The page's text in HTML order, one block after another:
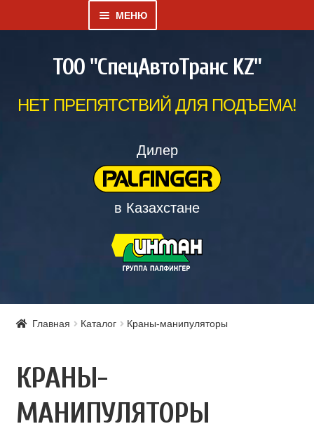
ТОО "СпецАвтоТранс KZ"
НЕТ ПРЕПЯТСТВИЙ ДЛЯ ПОДЪЕМА!
Дилер
в Казахстане
МЕНЮ
вложенное
меню
МАНИПУЛЯТОРЫ
СПЕЦТЕХНИКА И
ИНСТРУКЦИЯ ПО
ГАЛЕРЕЯ
Главная Каталог Краны-манипуляторы
КРАНЫ-
МАНИПУЛЯТОРЫ